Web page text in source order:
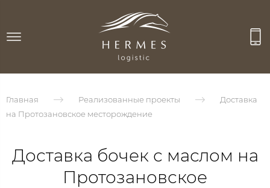
Главная Реализованные проекты
Доставка
на Протозановское месторождение
Доставка бочек с маслом на
Протозановское